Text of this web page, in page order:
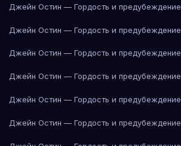
Джейн Остин — Гордость и предубеждение
Джейн Остин — Гордость и предубеждение
Джейн Остин — Гордость и предубеждение
Джейн Остин — Гордость и предубеждение
Джейн Остин — Гордость и предубеждение
Джейн Остин — Гордость и предубеждение